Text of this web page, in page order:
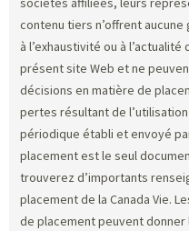
contenu tiers n’offrent
à l’exhaustivité ou à
présent site Web et ne
décisions en matière de
pertes résultant de
périodique établi et envoyé
placement est le seul
trouverez d’importants
placement de la Canada Vie.
de placement peuvent